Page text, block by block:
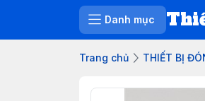
Danh mục
Trang chủ THIẾT BỊ